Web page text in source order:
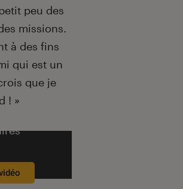
peu des
missions.
à des fins
qui est un
que je
! »